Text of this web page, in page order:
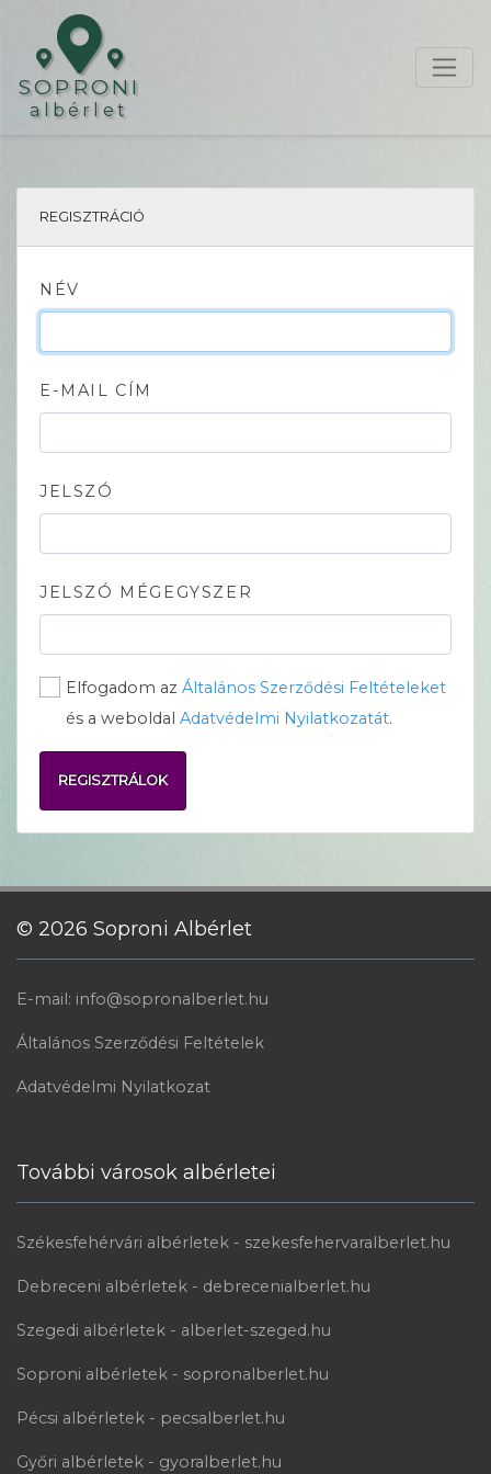
SOPRONI
albérlet
REGISZTRÁCIÓ
NÉV
E-MAIL CÍM
JELSZÓ
JELSZÓ MÉGEGYSZER
Elfogadom az Általános Szerződési Feltételeket
és a weboldal Adatvédelmi Nyilatkozatát.
REGISZTRÁLOK
© 2026 Soproni Albérlet
E-mail: info@sopronalberlet.hu
Általános Szerződési Feltételek
Adatvédelmi Nyilatkozat
További városok albérletei
Székesfehérvári albérletek - szekesfehervaralberlet.hu
Debreceni albérletek - debrecenialberlet.hu
Szegedi albérletek - alberlet-szeged.hu
Soproni albérletek - sopronalberlet.hu
Pécsi albérletek - pecsalberlet.hu
Győri albérletek - gyoralberlet.hu